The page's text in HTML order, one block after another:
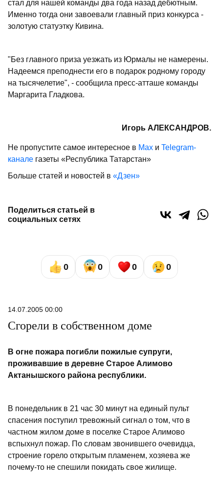
стал для нашей команды два года назад дебютным.
Именно тогда они завоевали главный приз конкурса -
золотую статуэтку Кивина.
"Без главного приза уезжать из Юрмалы не намерены.
Надеемся преподнести его в подарок родному городу
на тысячелетие", - сообщила пресс-атташе команды
Маргарита Гладкова.
Игорь АЛЕКСАНДРОВ.
Не пропустите самое интересное в Max и Telegram-
канале газеты «Республика Татарстан»
Больше статей и новостей в «Дзен»
Поделиться статьей в
социальных сетях
0 0 0 0
14.07.2005 00:00
Сгорели в собственном доме
В огне пожара погибли пожилые супруги,
проживавшие в деревне Старое Алимово
Актанышского района республики.
В понедельник в 21 час 30 минут на единый пульт
спасения поступил тревожный сигнал о том, что в
частном жилом доме в поселке Старое Алимово
вспыхнул пожар. По словам звонившего очевидца,
строение горело открытым пламенем, хозяева же
почему-то не спешили покидать свое жилище.